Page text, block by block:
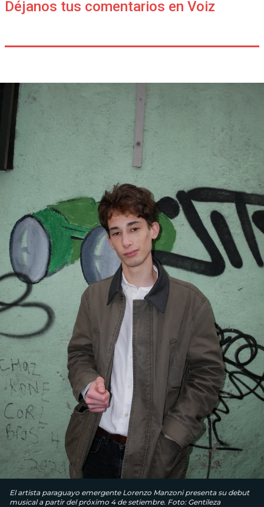
Déjanos tus comentarios en Voiz
El artista paraguayo emergente Lorenzo Manzoni presenta su debut
musical a partir del próximo 4 de setiembre. Foto: Gentileza